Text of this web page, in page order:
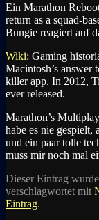
Ein Marathon
return as a squad-
Bungie reagiert auf
Wiki: Gaming
Macintosh’s answer
killer app. In 2012,
ever released.
Marathon’s
habe es nie gespielt,
und ein paar tolle
muss mir noch mal
Dieser Eintrag
verschlagwortet mit
Eintrag.